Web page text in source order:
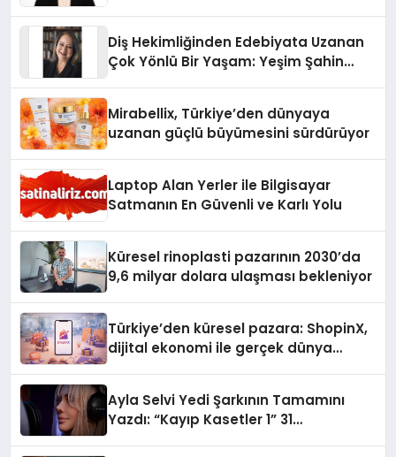
Diş Hekimliğinden Edebiyata Uzanan
Çok Yönlü Bir Yaşam: Yeşim Şahin
Mirabellix, Türkiye’den dünyaya
uzanan güçlü büyümesini sürdürüyor
Laptop Alan Yerler ile Bilgisayar
Satmanın En Güvenli ve Karlı Yolu
Küresel rinoplasti pazarının 2030’da
9,6 milyar dolara ulaşması bekleniyor
Türkiye’den küresel pazara: ShopinX,
dijital ekonomi ile gerçek dünya
Ayla Selvi Yedi Şarkının Tamamını
Yazdı: “Kayıp Kasetler 1” 31